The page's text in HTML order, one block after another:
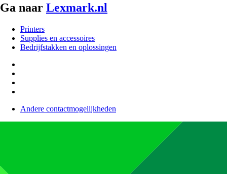
Ga naar Lexmark.nl
Printers
Supplies en accessoires
Bedrijfstakken en oplossingen
Andere contactmogelijkheden